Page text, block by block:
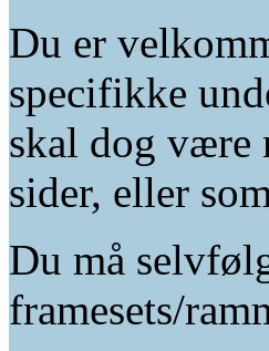
Du er
specifikke
skal dog være
sider, eller
Du må
framesets/